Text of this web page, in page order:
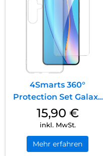
4Smarts 360°
Protection Set Galaxy
S25+ Transparent
15,90 €
inkl. MwSt.
Mehr erfahren